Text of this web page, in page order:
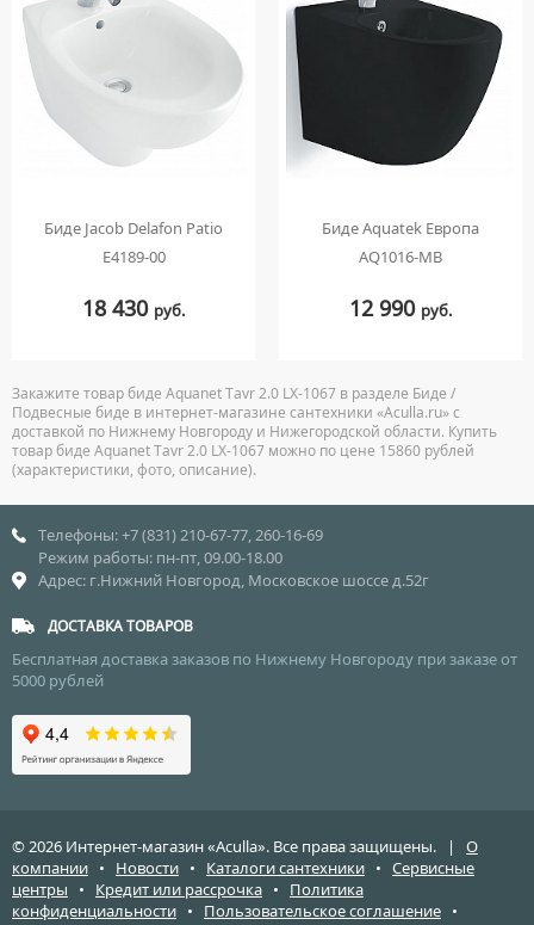
Биде Jacob Delafon Patio
E4189-00
18 430 руб.
Биде Aquatek Европа
AQ1016-MB
12 990 руб.
Закажите товар биде Aquanet Tavr 2.0 LX-1067 в разделе Биде /
Подвесные биде в интернет-магазине сантехники «Aculla.ru» с
доставкой по Нижнему Новгороду и Нижегородской области. Купить
товар биде Aquanet Tavr 2.0 LX-1067 можно по цене 15860 рублей
(характеристики, фото, описание).
Телефоны: +7 (831) 210-67-77, 260-16-69
Режим работы: пн-пт, 09.00-18.00
Адрес: г.Нижний Новгород, Московское шоссе д.52г
ДОСТАВКА ТОВАРОВ
Бесплатная доставка заказов по Нижнему Новгороду при заказе от
5000 рублей
© 2026 Интернет-магазин «Aculla». Все права защищены. | О
компании • Новости • Каталоги сантехники • Сервисные
центры • Кредит или рассрочка • Политика
конфиденциальности • Пользовательское соглашение •